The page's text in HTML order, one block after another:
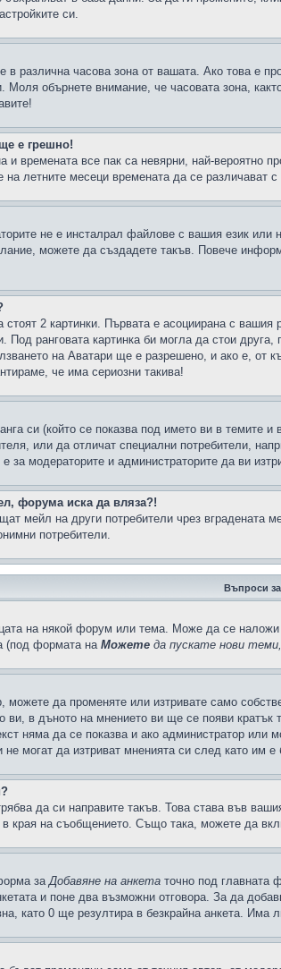
си.
в различна часова зона от вашата. Ако това е
обърнете внимание, че часовата зона,
е грешно!
и времената все пак са невярни, най-
на летните месеци времената да се различават
не е инсталрал файлове с вашия език
можете да създадете такъв. Повече
2 картинки. Първата е асоциирана с
ранговата картинка би могла да стои
на Аватари ще е разрешено, и ако е, от
че има сериозни такива!
си (който се показва под името ви в
или да отличат специални потребители,
за модераторите и администраторите да ви
форума иска да вляза?!
мейл на други потребители чрез
потребители.
Въпроси
на някой форум или тема. Може да се
(под формата на Можете да пускате нови теми,
да променяте или изтривате само
в дъното на мнението ви ще се появи
няма да се показва и ако администратор
могат да изтриват мненията си след като им е
да си направите такъв. Това става във
края на съобщението. Също така, можете да
заДобавяне на анкета точно под главната
и поне два възможни отговора. За да
като 0 ще резултира в безкрайна анкета.